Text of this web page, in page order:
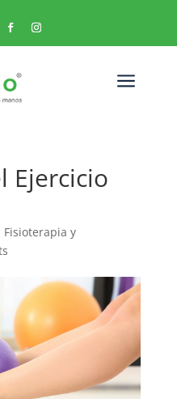
a
Ejercicio
Fisioterapia y